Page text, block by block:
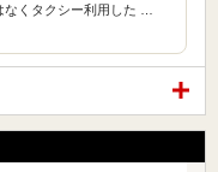
くタクシー利用した …